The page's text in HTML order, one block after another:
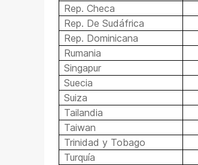
Rep. Checa
Rep. De Sudáfrica
Rep. Dominicana
Rumania
Singapur
Suecia
Suiza
Tailandia
Taiwan
Trinidad y Tobago
Turquía